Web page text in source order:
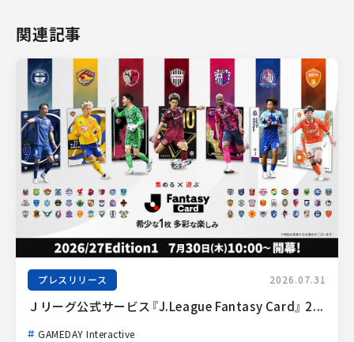
関連記事
プレスリリース 2026.07.31
Ｊリーグ公式サービス『J.League Fantasy Card』 2...
GAMEDAY Interactive